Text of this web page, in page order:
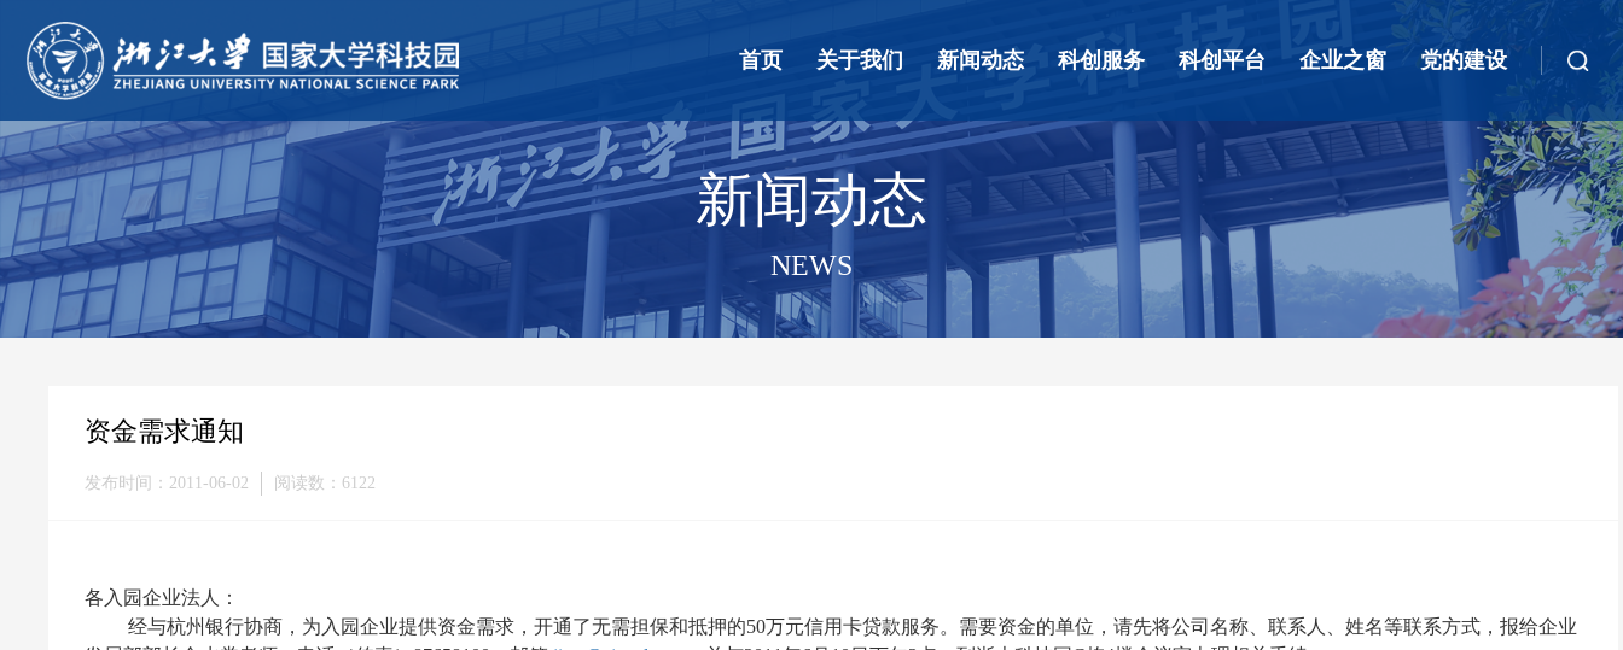
首页 关于我们 新闻动态 科创服务 科创平台 企业之窗 党的建设
新闻动态
NEWS
资金需求通知
发布时间：2011-06-02 阅读数：6122
各入园企业法人：
经与杭州银行协商，为入园企业提供资金需求，开通了无需担保和抵押的50万元信用卡贷款服务。需要资金的单位，请先将公司名称、联系人、姓名等联系方式，报给企业